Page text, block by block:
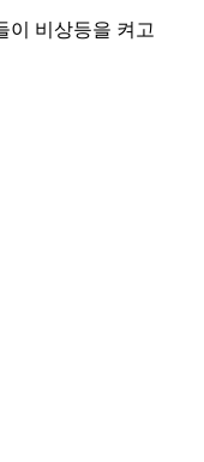
이 비상등을 켜고